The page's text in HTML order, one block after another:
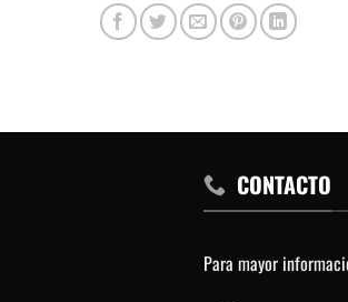
CONTACTO
Para mayor